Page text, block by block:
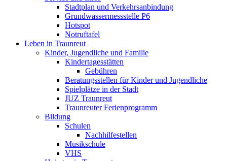
Stadtplan und Verkehrsanbindung
Grundwassermessstelle P6
Hotspot
Notruftafel
Leben in Traunreut
Kinder, Jugendliche und Familie
Kindertagesstätten
Gebühren
Beratungsstellen für Kinder und Jugendliche
Spielplätze in der Stadt
JUZ Traunreut
Traunreuter Ferienprogramm
Bildung
Schulen
Nachhilfestellen
Musikschule
VHS